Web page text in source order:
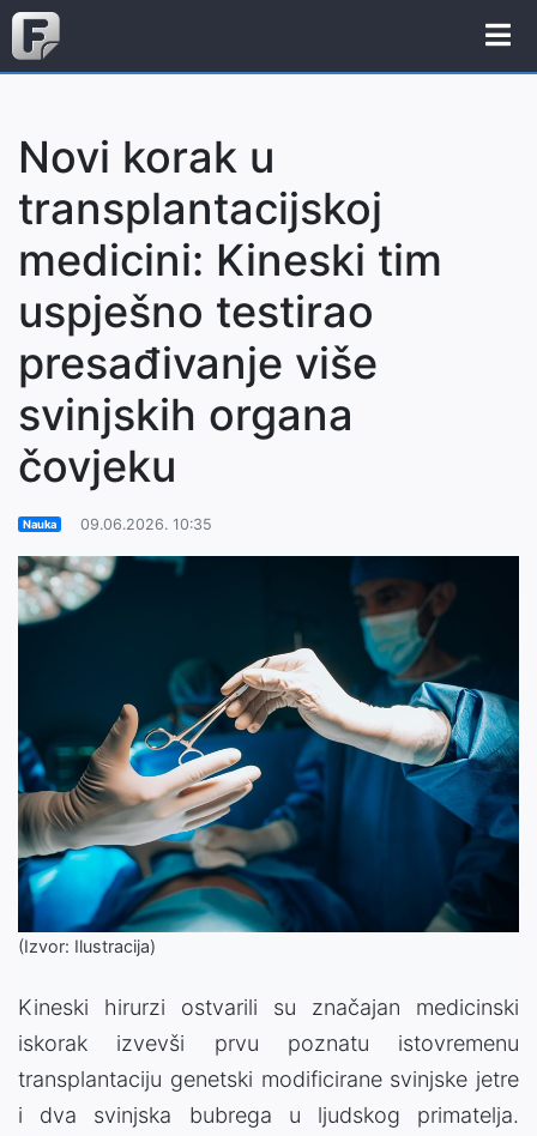
Novi korak u
transplantacijskoj
medicini: Kineski tim
uspješno testirao
presađivanje više
svinjskih organa
čovjeku
Nauka 09.06.2026. 10:35
(Izvor: Ilustracija)
Kineski hirurzi ostvarili su značajan medicinski
iskorak izvevši prvu poznatu istovremenu
transplantaciju genetski modificirane svinjske jetre
i dva svinjska bubrega u ljudskog primatelja.